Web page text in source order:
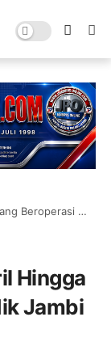
9 Mei 2022 di Jalur Mudik Jambi
Hingga
Jambi